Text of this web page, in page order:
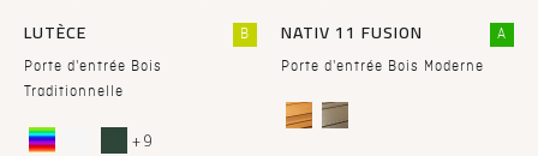
LUTÈCE
Porte d'entrée Bois
Traditionnelle
B
+ 9
NATIV 11 FUSION
Porte d'entrée Bois Moderne
A